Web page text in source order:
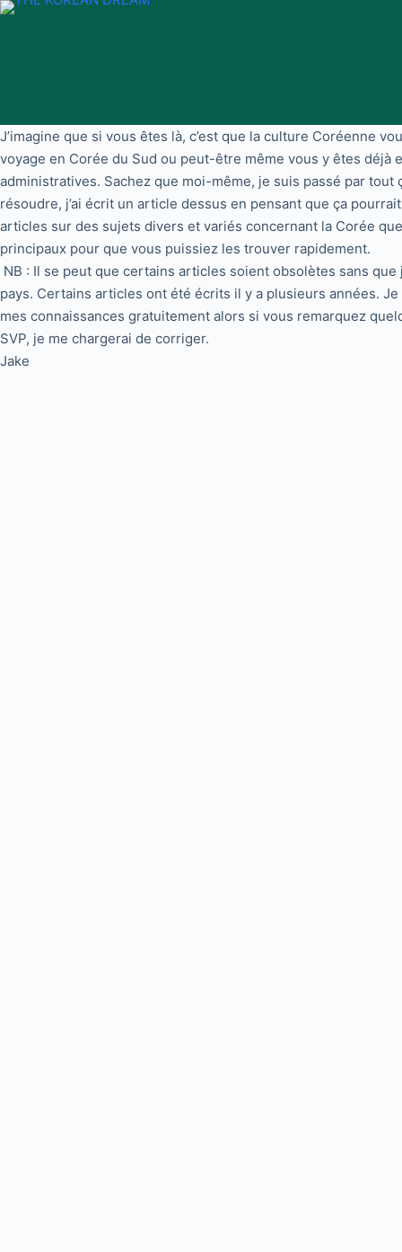
Passer
J’imagine que si vous êtes là, c’est que la culture Coréenne
voyage en Corée du Sud ou peut-être même vous y êtes
administratives. Sachez que moi-même, je suis passé par tout
résoudre, j’ai écrit un article dessus en pensant que ça
articles sur des sujets divers et variés concernant la Corée
principaux pour que vous puissiez les trouver rapidement.
NB : Il se peut que certains articles soient obsolètes sans
pays. Certains articles ont été écrits il y a plusieurs années.
mes connaissances gratuitement alors si vous remarquez
SVP, je me chargerai de corriger.
Jake